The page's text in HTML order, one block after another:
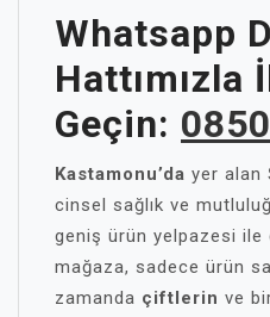
Whatsapp
Hattımızla
Geçin:
Kastamonu’da yer alan
cinsel sağlık ve
geniş ürün yelpazesi ile
mağaza, sadece ürün
zamanda çiftlerin ve